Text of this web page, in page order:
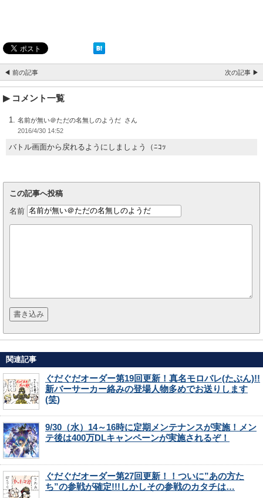
◀ 前の記事 次の記事 ▶
コメント一覧
名前が無い＠ただの名無しのようだ
2016/4/30 14:52
バトル画面から戻れるようにしましょう（ﾆｺｯ
この記事へ投稿
名前
関連記事
ぐだぐだオーダー第19回更新！真名モロバレ(たぶん)!!
新バーサーカー絡みの登場人物多めでお送りします
(笑)
9/30（水）14～16時に定期メンテナンスが実施！メン
テ後は400万DLキャンペーンが実施されるぞ！
ぐだぐだオーダー第27回更新！！ついに”あの方た
ち”の参戦が確定!!!しかしその参戦のカタチは…